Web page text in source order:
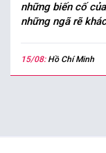
những biến cố
những ngã rẽ
15/08: Hồ Chí Minh